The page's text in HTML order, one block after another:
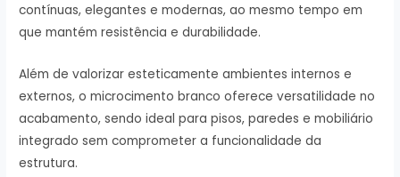
contínuas, elegantes e modernas, ao mesmo tempo em
que mantém resistência e durabilidade.
Além de valorizar esteticamente ambientes internos e
externos, o microcimento branco oferece versatilidade no
acabamento, sendo ideal para pisos, paredes e mobiliário
integrado sem comprometer a funcionalidade da
estrutura.